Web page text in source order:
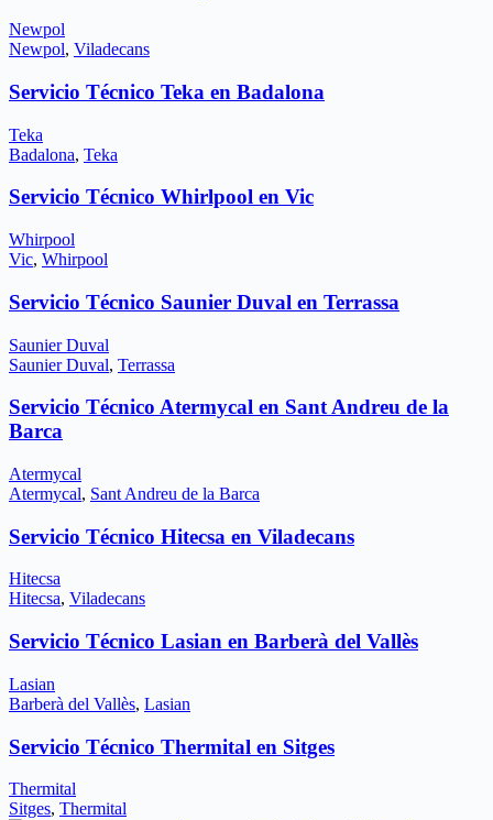
Newpol
Newpol, Viladecans
Servicio Técnico Teka en Badalona
Teka
Badalona, Teka
Servicio Técnico Whirlpool en Vic
Whirpool
Vic, Whirpool
Servicio Técnico Saunier Duval en Terrassa
Saunier Duval
Saunier Duval, Terrassa
Servicio Técnico Atermycal en Sant Andreu de la
Barca
Atermycal
Atermycal, Sant Andreu de la Barca
Servicio Técnico Hitecsa en Viladecans
Hitecsa
Hitecsa, Viladecans
Servicio Técnico Lasian en Barberà del Vallès
Lasian
Barberà del Vallès, Lasian
Servicio Técnico Thermital en Sitges
Thermital
Sitges, Thermital